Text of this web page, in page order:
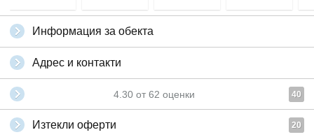
Информация за обекта
Адрес и контакти
4.30 от 62 оценки 40
Изтекли оферти 20